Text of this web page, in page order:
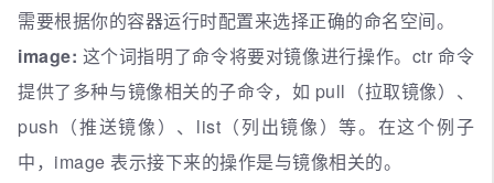
需要根据你的容器运行时配置来选择正确的命名空间。
image: 这个词指明了命令将要对镜像进行操作。ctr 命令
提供了多种与镜像相关的子命令，如 pull（拉取镜像）、
push（推送镜像）、list（列出镜像）等。在这个例子
中，image 表示接下来的操作是与镜像相关的。